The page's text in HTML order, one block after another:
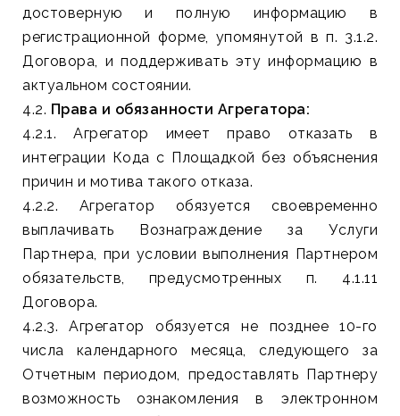
достоверную и полную информацию в
регистрационной форме, упомянутой в п. 3.1.2.
Договора, и поддерживать эту информацию в
актуальном состоянии.
4.2. Права и обязанности Агрегатора:
4.2.1. Агрегатор имеет право отказать в
интеграции Кода с Площадкой без объяснения
причин и мотива такого отказа.
4.2.2. Агрегатор обязуется своевременно
выплачивать Вознаграждение за Услуги
Партнера, при условии выполнения Партнером
обязательств, предусмотренных п. 4.1.11
Договора.
4.2.3. Агрегатор обязуется не позднее 10-го
числа календарного месяца, следующего за
Отчетным периодом, предоставлять Партнеру
возможность ознакомления в электронном